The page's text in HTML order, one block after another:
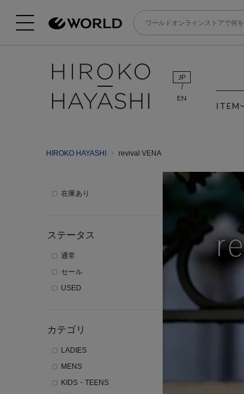
JP
EN
ITEM
HIROKO HAYASHI revival VENA
在庫あり
ステータス
通常
セール
USED
カテゴリ
LADIES
MENS
KIDS・TEENS